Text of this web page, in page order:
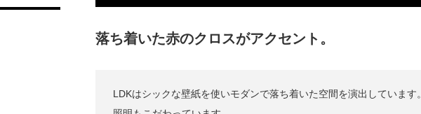
落ち着いた赤のクロスがアクセント。
LDKはシックな壁紙を使いモダンで落ち着いた空間を演出しています。